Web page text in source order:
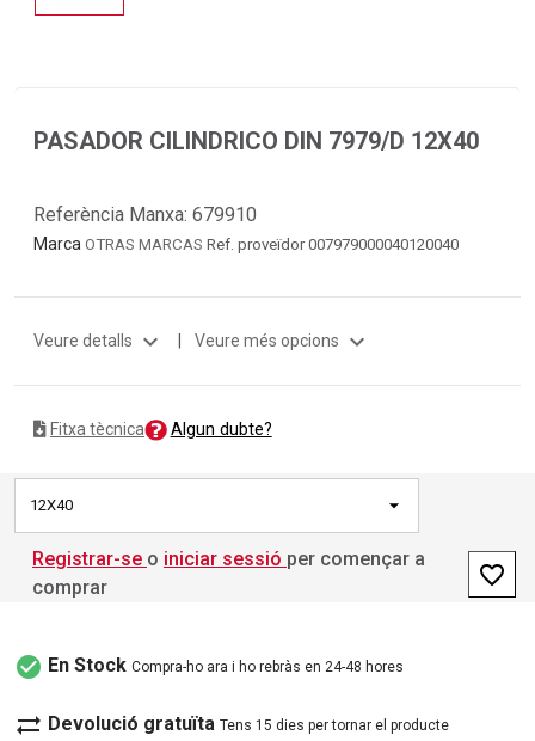
PASADOR CILINDRICO DIN 7979/D 12X40
Referència Manxa: 679910
Marca OTRAS MARCAS Ref. proveïdor 007979000040120040
Veure detalls expand_more | Veure més opcions expand_more
Fitxa tècnica Algun dubte?
12X40
Registrar-se o iniciar sessió per començar a
comprar
favorite_border
check_circle En Stock Compra-ho ara i ho rebràs en 24-48 hores
sync_alt Devolució gratuïta Tens 15 dies per tornar el producte